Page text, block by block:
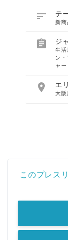
 テ
新商
 ジ
生活
ン・
ャー
 エ
大阪
このプレス